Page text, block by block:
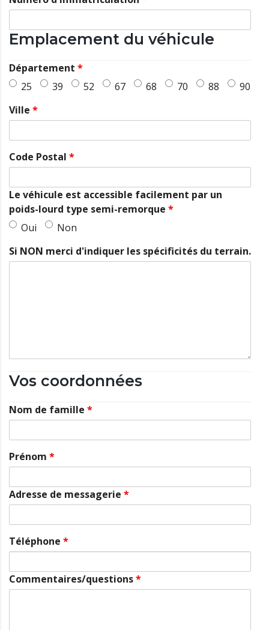
Emplacement du véhicule
Département *
25
39 52 67 68 70 88
90
Ville *
Code Postal *
Le véhicule est accessible facilement par un
poids-lourd type semi-remorque *
Oui
Non
Si NON merci d'indiquer les spécificités du terrain.
Vos coordonnées
Nom de famille *
Prénom *
Adresse de messagerie *
Téléphone *
Commentaires/questions*